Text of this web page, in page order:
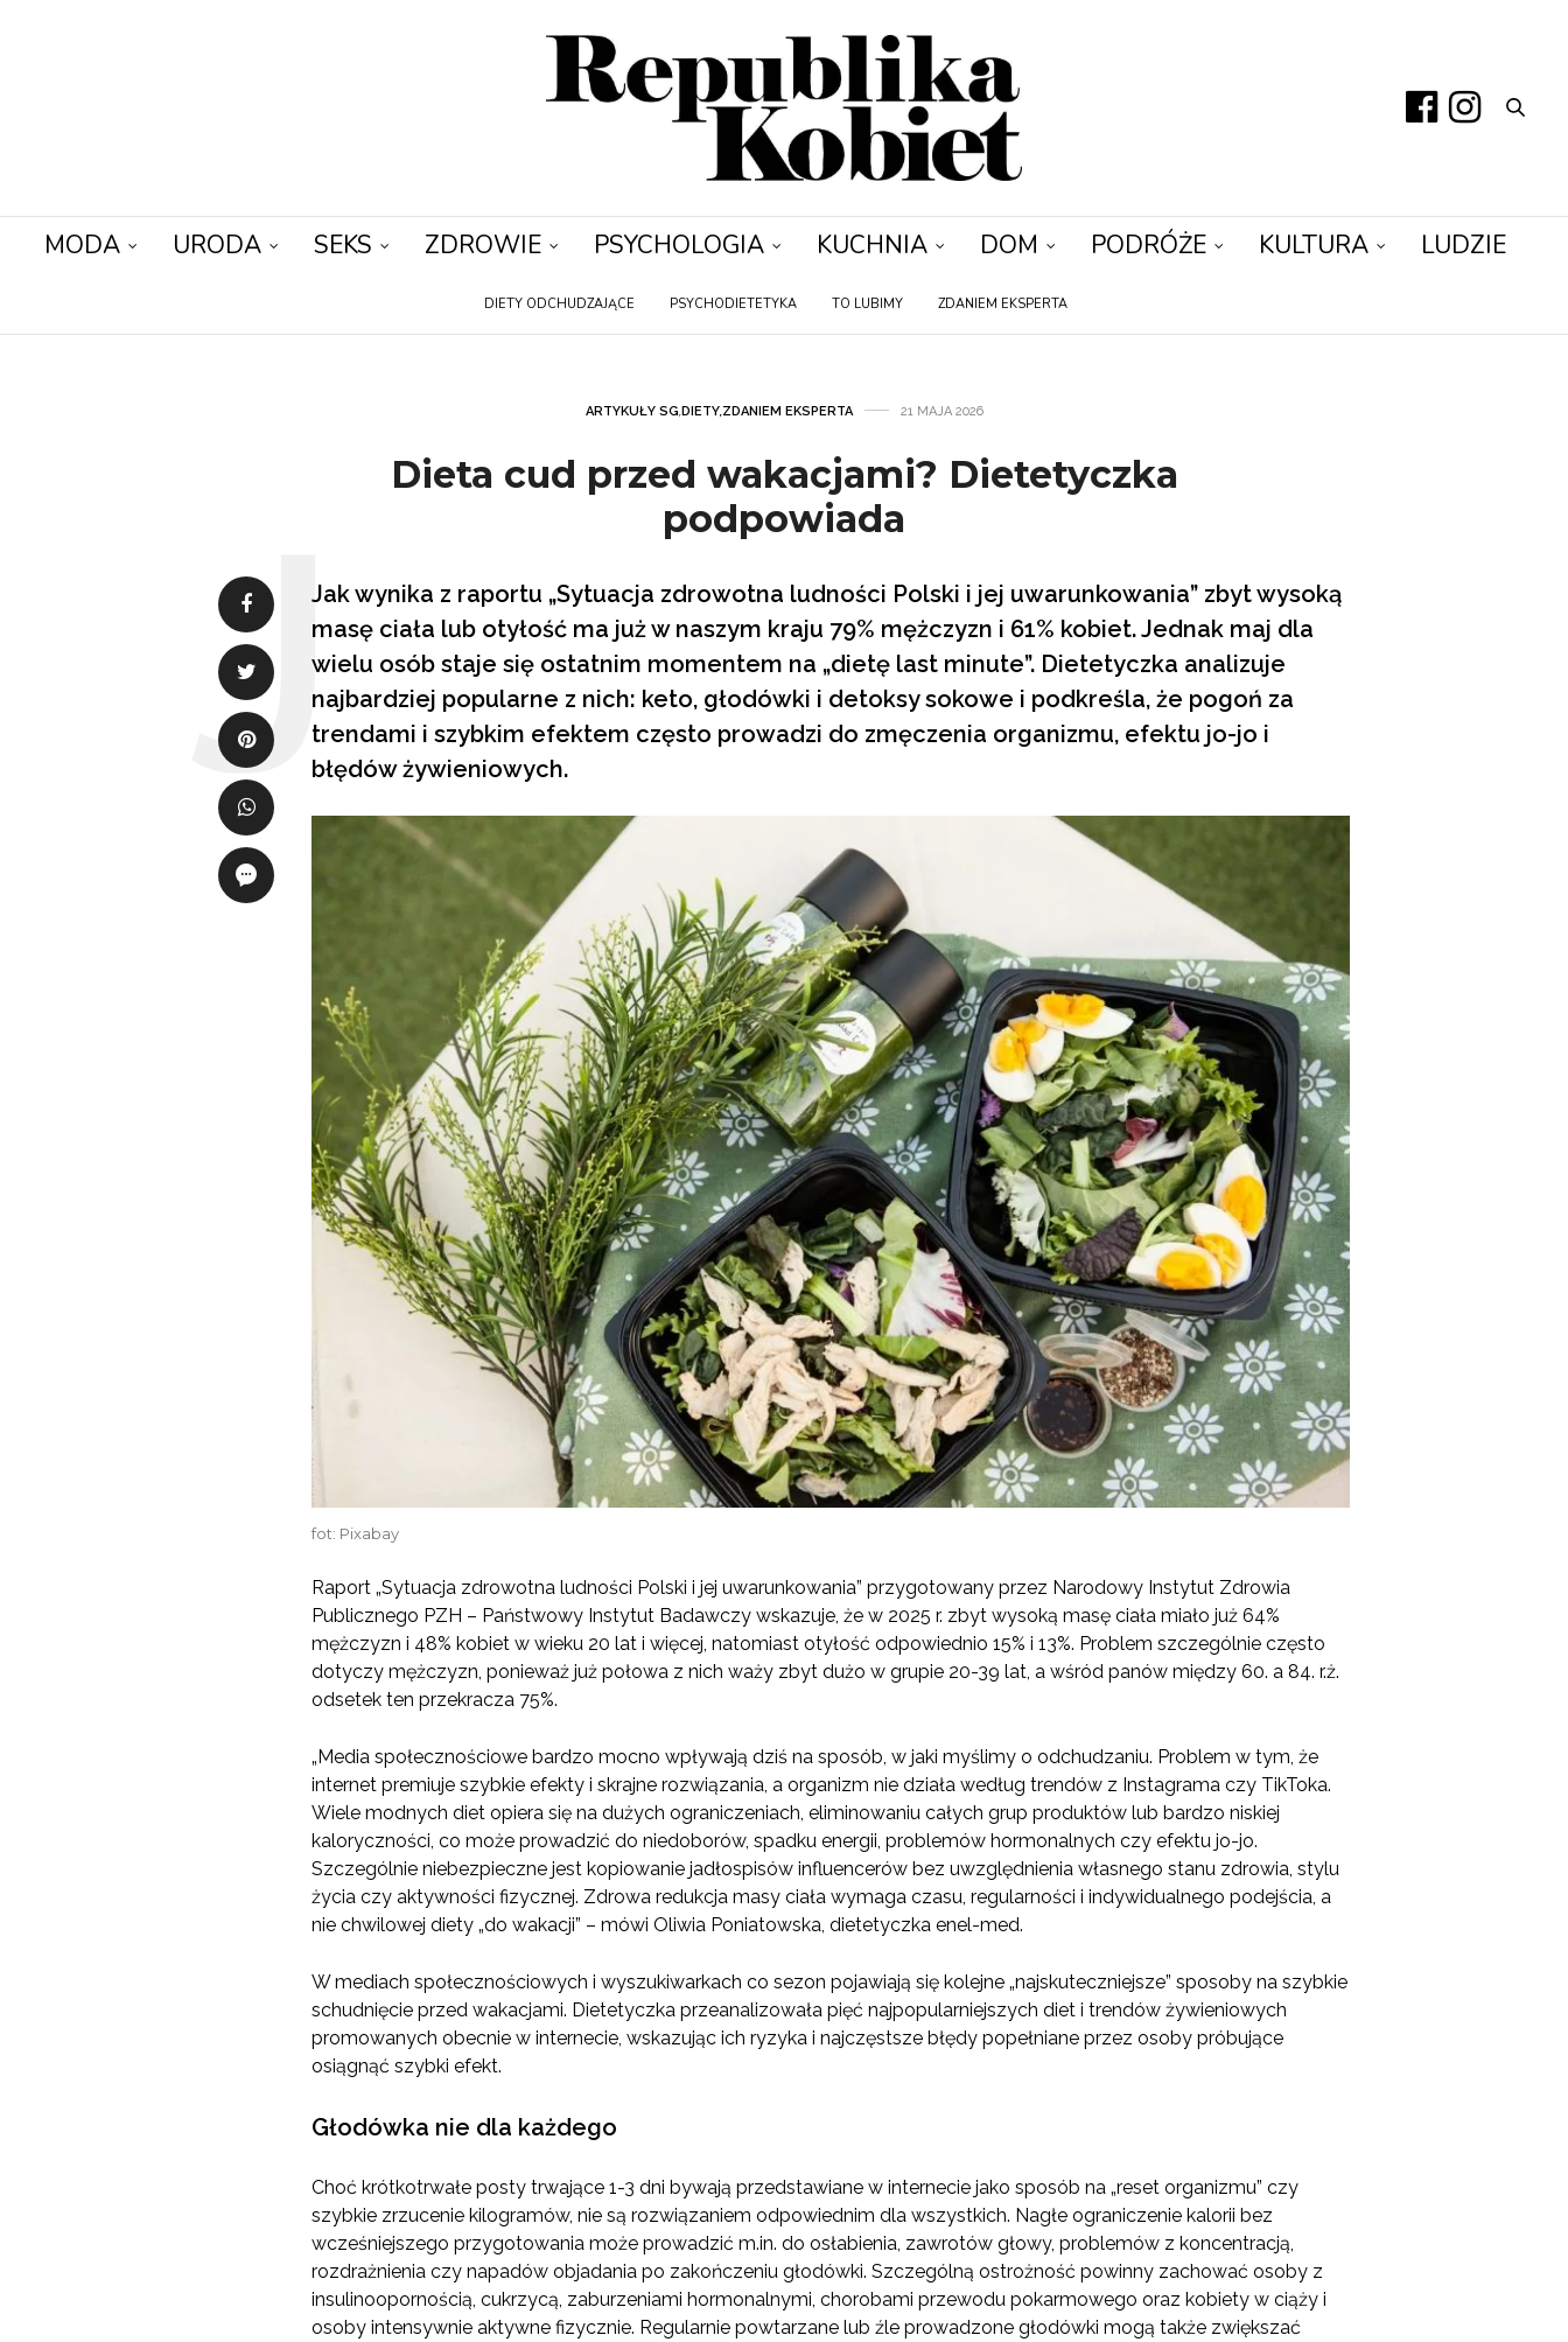
MODA URODA SEKS ZDROWIE PSYCHOLOGIA KUCHNIA DOM PODRÓŻE KULTURA LUDZIE
DIETY ODCHUDZAJĄCE PSYCHODIETETYKA TO LUBIMY ZDANIEM EKSPERTA
ARTYKUŁY SG,DIETY,ZDANIEM EKSPERTA 21 MAJA 2026
Dieta cud przed wakacjami? Dietetyczka
podpowiada
Jak wynika z raportu „Sytuacja zdrowotna ludności Polski i jej uwarunkowania” zbyt wysoką
masę ciała lub otyłość ma już w naszym kraju 79% mężczyzn i 61% kobiet. Jednak maj dla
wielu osób staje się ostatnim momentem na „dietę last minute”. Dietetyczka analizuje
najbardziej popularne z nich: keto, głodówki i detoksy sokowe i podkreśla, że pogoń za
trendami i szybkim efektem często prowadzi do zmęczenia organizmu, efektu jo-jo i
błędów żywieniowych.
fot: Pixabay
Raport „Sytuacja zdrowotna ludności Polski i jej uwarunkowania” przygotowany przez Narodowy Instytut Zdrowia
Publicznego PZH – Państwowy Instytut Badawczy wskazuje, że w 2025 r. zbyt wysoką masę ciała miało już 64%
mężczyzn i 48% kobiet w wieku 20 lat i więcej, natomiast otyłość odpowiednio 15% i 13%. Problem szczególnie często
dotyczy mężczyzn, ponieważ już połowa z nich waży zbyt dużo w grupie 20-39 lat, a wśród panów między 60. a 84. r.ż.
odsetek ten przekracza 75%.
„Media społecznościowe bardzo mocno wpływają dziś na sposób, w jaki myślimy o odchudzaniu. Problem w tym, że
internet premiuje szybkie efekty i skrajne rozwiązania, a organizm nie działa według trendów z Instagrama czy TikToka.
Wiele modnych diet opiera się na dużych ograniczeniach, eliminowaniu całych grup produktów lub bardzo niskiej
kaloryczności, co może prowadzić do niedoborów, spadku energii, problemów hormonalnych czy efektu jo-jo.
Szczególnie niebezpieczne jest kopiowanie jadłospisów influencerów bez uwzględnienia własnego stanu zdrowia, stylu
życia czy aktywności fizycznej. Zdrowa redukcja masy ciała wymaga czasu, regularności i indywidualnego podejścia, a
nie chwilowej diety „do wakacji” – mówi Oliwia Poniatowska, dietetyczka enel-med.
W mediach społecznościowych i wyszukiwarkach co sezon pojawiają się kolejne „najskuteczniejsze” sposoby na szybkie
schudnięcie przed wakacjami. Dietetyczka przeanalizowała pięć najpopularniejszych diet i trendów żywieniowych
promowanych obecnie w internecie, wskazując ich ryzyka i najczęstsze błędy popełniane przez osoby próbujące
osiągnąć szybki efekt.
Głodówka nie dla każdego
Choć krótkotrwałe posty trwające 1-3 dni bywają przedstawiane w internecie jako sposób na „reset organizmu” czy
szybkie zrzucenie kilogramów, nie są rozwiązaniem odpowiednim dla wszystkich. Nagłe ograniczenie kalorii bez
wcześniejszego przygotowania może prowadzić m.in. do osłabienia, zawrotów głowy, problemów z koncentracją,
rozdrażnienia czy napadów objadania po zakończeniu głodówki. Szczególną ostrożność powinny zachować osoby z
insulinoopornością, cukrzycą, zaburzeniami hormonalnymi, chorobami przewodu pokarmowego oraz kobiety w ciąży i
osoby intensywnie aktywne fizycznie. Regularnie powtarzane lub źle prowadzone głodówki mogą także zwiększać